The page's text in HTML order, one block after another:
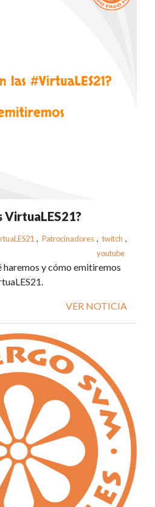
VirtuaLES21?
, Patrocinadores , twitch ,
youtube
haremos y cómo emitiremos
VER NOTICIA